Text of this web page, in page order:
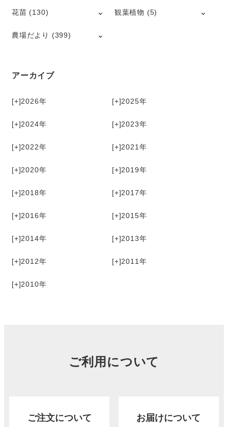
花苗 (130) 観葉植物 (5)
農場だより (399)
アーカイブ
[+]2026 [+]2025
[+]2024 [+]2023
[+]2022 [+]2021
[+]2020 [+]2019
[+]2018 [+]2017
[+]2016 [+]2015
[+]2014 [+]2013
[+]2012 [+]2011
[+]2010
ご利用について
ご注文について お届けについて